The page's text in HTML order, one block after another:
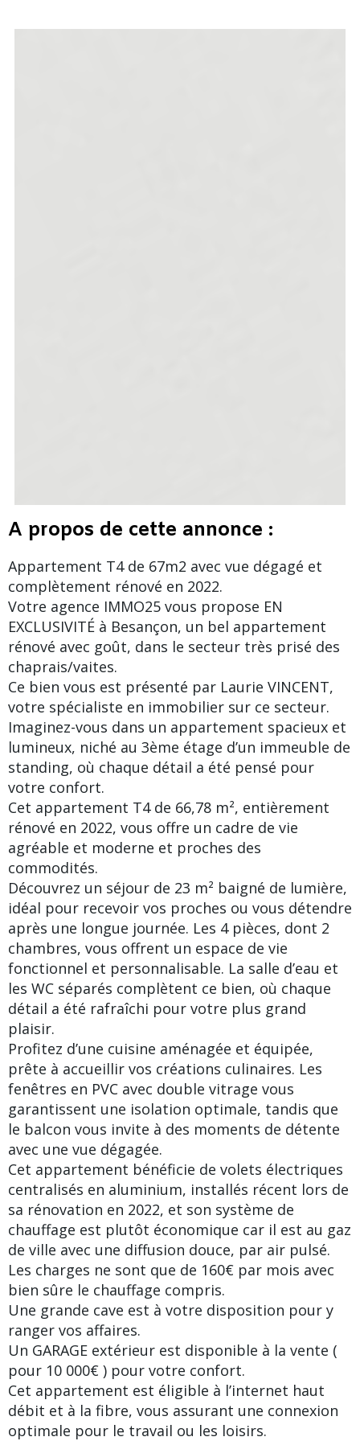
A propos de cette annonce :
Appartement T4 de 67m2 avec vue dégagé et
complètement rénové en 2022.
Votre agence IMMO25 vous propose EN
EXCLUSIVITÉ à Besançon, un bel appartement
rénové avec goût, dans le secteur très prisé des
chaprais/vaites.
Ce bien vous est présenté par Laurie VINCENT,
votre spécialiste en immobilier sur ce secteur.
Imaginez-vous dans un appartement spacieux et
lumineux, niché au 3ème étage d’un immeuble de
standing, où chaque détail a été pensé pour
votre confort.
Cet appartement T4 de 66,78 m², entièrement
rénové en 2022, vous offre un cadre de vie
agréable et moderne et proches des
commodités.
Découvrez un séjour de 23 m² baigné de lumière,
idéal pour recevoir vos proches ou vous détendre
après une longue journée. Les 4 pièces, dont 2
chambres, vous offrent un espace de vie
fonctionnel et personnalisable. La salle d’eau et
les WC séparés complètent ce bien, où chaque
détail a été rafraîchi pour votre plus grand
plaisir.
Profitez d’une cuisine aménagée et équipée,
prête à accueillir vos créations culinaires. Les
fenêtres en PVC avec double vitrage vous
garantissent une isolation optimale, tandis que
le balcon vous invite à des moments de détente
avec une vue dégagée.
Cet appartement bénéficie de volets électriques
centralisés en aluminium, installés récent lors de
sa rénovation en 2022, et son système de
chauffage est plutôt économique car il est au gaz
de ville avec une diffusion douce, par air pulsé.
Les charges ne sont que de 160€ par mois avec
bien sûre le chauffage compris.
Une grande cave est à votre disposition pour y
ranger vos affaires.
Un GARAGE extérieur est disponible à la vente (
pour 10 000€ ) pour votre confort.
Cet appartement est éligible à l’internet haut
débit et à la fibre, vous assurant une connexion
optimale pour le travail ou les loisirs.